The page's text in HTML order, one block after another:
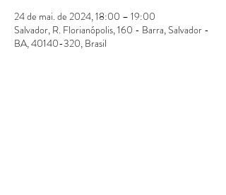
24 de mai. de 2024, 18:00 – 19:00
Salvador, R. Florianópolis, 160 - Barra, Salvador -
BA, 40140-320, Brasil